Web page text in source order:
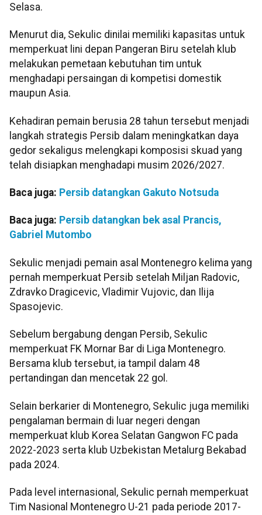
Selasa.
Menurut dia, Sekulic dinilai memiliki kapasitas untuk
memperkuat lini depan Pangeran Biru setelah klub
melakukan pemetaan kebutuhan tim untuk
menghadapi persaingan di kompetisi domestik
maupun Asia.
Kehadiran pemain berusia 28 tahun tersebut menjadi
langkah strategis Persib dalam meningkatkan daya
gedor sekaligus melengkapi komposisi skuad yang
telah disiapkan menghadapi musim 2026/2027.
Baca juga: Persib datangkan Gakuto Notsuda
Baca juga: Persib datangkan bek asal Prancis,
Gabriel Mutombo
Sekulic menjadi pemain asal Montenegro kelima yang
pernah memperkuat Persib setelah Miljan Radovic,
Zdravko Dragicevic, Vladimir Vujovic, dan Ilija
Spasojevic.
Sebelum bergabung dengan Persib, Sekulic
memperkuat FK Mornar Bar di Liga Montenegro.
Bersama klub tersebut, ia tampil dalam 48
pertandingan dan mencetak 22 gol.
Selain berkarier di Montenegro, Sekulic juga memiliki
pengalaman bermain di luar negeri dengan
memperkuat klub Korea Selatan Gangwon FC pada
2022-2023 serta klub Uzbekistan Metalurg Bekabad
pada 2024.
Pada level internasional, Sekulic pernah memperkuat
Tim Nasional Montenegro U-21 pada periode 2017-